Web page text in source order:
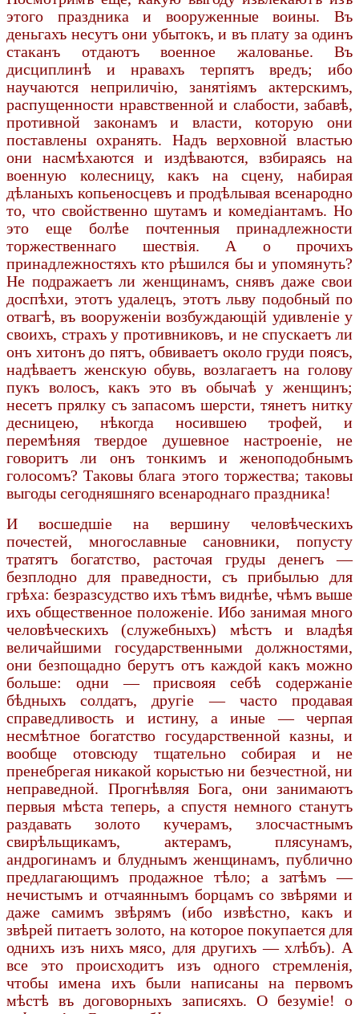
этого праздника и вооруженные воины. Въ
деньгахъ несутъ они убытокъ, и въ плату за одинъ
стаканъ отдаютъ военное жалованье. Въ
дисциплинѣ и нравахъ терпятъ вредъ; ибо
научаются неприличію, занятіямъ актерскимъ,
распущенности нравственной и слабости, забавѣ,
противной законамъ и власти, которую они
поставлены охранять. Надъ верховной властью
они насмѣхаются и издѣваются, взбираясь на
военную колесницу, какъ на сцену, набирая
дѣланыхъ копьеносцевъ и продѣлывая всенародно
то, что свойственно шутамъ и комедіантамъ. Но
это еще болѣе почтенныя принадлежности
торжественнаго шествія. А о прочихъ
принадлежностяхъ кто рѣшился бы и упомянуть?
Не подражаетъ ли женщинамъ, снявъ даже свои
доспѣхи, этотъ удалецъ, этотъ льву подобный по
отвагѣ, въ вооруженіи возбуждающій удивленіе у
своихъ, страхъ у противниковъ, и не спускаетъ ли
онъ хитонъ до пятъ, обвиваетъ около груди поясъ,
надѣваетъ женскую обувь, возлагаетъ на голову
пукъ волосъ, какъ это въ обычаѣ у женщинъ;
несетъ прялку съ запасомъ шерсти, тянетъ нитку
десницею, нѣкогда носившею трофей, и
перемѣняя твердое душевное настроеніе, не
говоритъ ли онъ тонкимъ и женоподобнымъ
голосомъ? Таковы блага этого торжества; таковы
выгоды сегодняшняго всенароднаго праздника!
И восшедшіе на вершину человѣческихъ
почестей, многославные сановники, попусту
тратятъ богатство, расточая груды денегъ —
безплодно для праведности, съ прибылью для
грѣха: безразсудство ихъ тѣмъ виднѣе, чѣмъ выше
ихъ общественное положеніе. Ибо занимая много
человѣческихъ (служебныхъ) мѣстъ и владѣя
величайшими государственными должностями,
они безпощадно берутъ отъ каждой какъ можно
больше: одни — присвояя себѣ содержаніе
бѣдныхъ солдатъ, другіе — часто продавая
справедливость и истину, а иные — черпая
несмѣтное богатство государственной казны, и
вообще отовсюду тщательно собирая и не
пренебрегая никакой корыстью ни безчестной, ни
неправедной. Прогнѣвляя Бога, они занимаютъ
первыя мѣста теперь, а спустя немного станутъ
раздавать золото кучерамъ, злосчастнымъ
свирѣльщикамъ, актерамъ, плясунамъ,
андрогинамъ и блуднымъ женщинамъ, публично
предлагающимъ продажное тѣло; а затѣмъ —
нечистымъ и отчаяннымъ борцамъ со звѣрями и
даже самимъ звѣрямъ (ибо извѣстно, какъ и
звѣрей питаетъ золото, на которое покупается для
однихъ изъ нихъ мясо, для другихъ — хлѣбъ). А
все это происходитъ изъ одного стремленія,
чтобы имена ихъ были написаны на первомъ
мѣстѣ въ договорныхъ записяхъ. О безуміе! о